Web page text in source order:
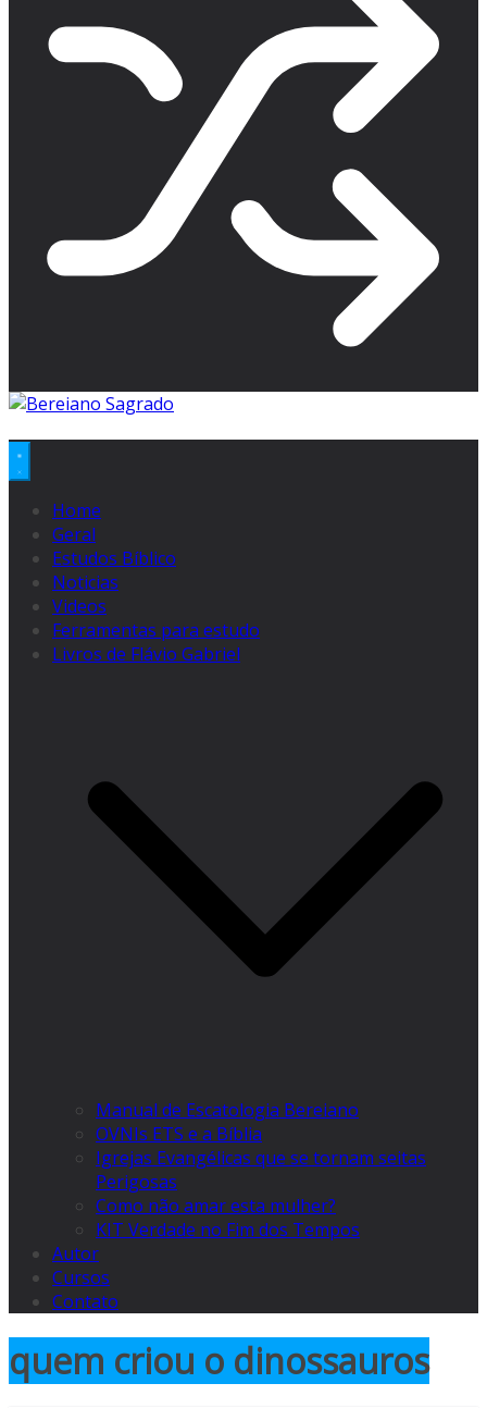
Home
Geral
Estudos Bíblico
Noticias
Videos
Ferramentas para estudo
Livros de Flávio Gabriel
Manual de Escatologia Bereiano
OVNIs ETS e a Bíblia
Igrejas Evangélicas que se tornam seitas
Perigosas
Como não amar esta mulher?
KIT Verdade no Fim dos Tempos
Autor
Cursos
Contato
quem criou o dinossauros